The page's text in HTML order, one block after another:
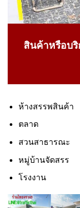
สินค้าหรือบ
ห้างสรรพสินค้า
ตลาด
สวนสาธารณะ
หมู่บ้านจัดสรร
โรงงาน